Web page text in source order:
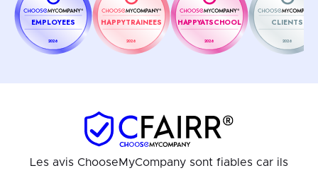
EMPLOYEES
2026
HAPPYTRAINEES
2026
HAPPYATSCHOOL
2026
CLIENTS
2026
Les avis ChooseMyCompany sont fiables car ils